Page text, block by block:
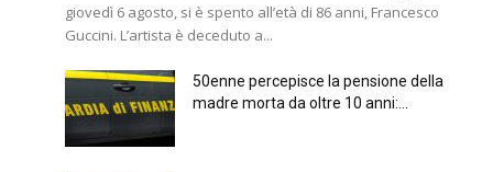
giovedì 6 agosto, si è spento all’età di 86 anni, Francesco
Guccini. L’artista è deceduto a...
50enne percepisce la pensione della
madre morta da oltre 10 anni:...